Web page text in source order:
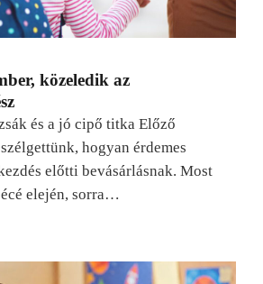
közeledik az
és a jó cipő titka Előző
hogyan érdemes
előtti bevásárlásnak. Most
elején, sorra…